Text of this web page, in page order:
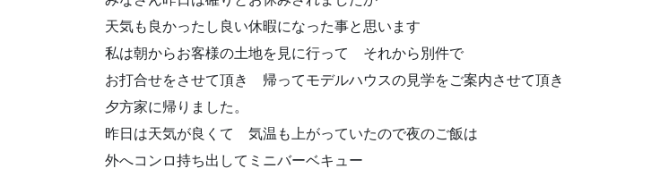
天気も良かったし良い休暇になった事と思います
私は朝からお客様の土地を見に行って それから別件で
お打合せをさせて頂き 帰ってモデルハウスの見学をご案内させて頂き
夕方家に帰りました。
昨日は天気が良くて 気温も上がっていたので夜のご飯は
外へコンロ持ち出してミニバーベキュー